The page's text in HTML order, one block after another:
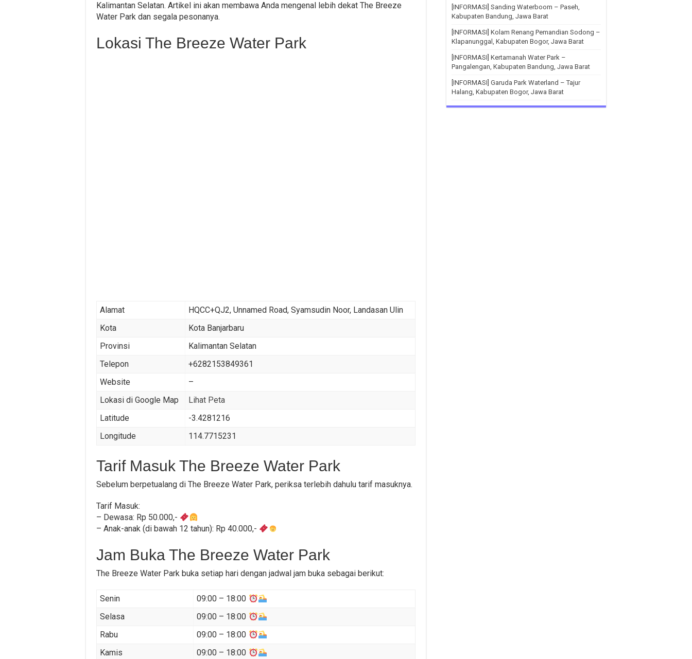
Kalimantan Selatan. Artikel ini akan membawa Anda mengenal lebih dekat The Breeze
Water Park dan segala pesonanya.
Lokasi The Breeze Water Park
Alamat
HQCC+QJ2, Unnamed Road, Syamsudin Noor, Landasan Ulin
Kota
Kota Banjarbaru
Provinsi
Kalimantan Selatan
Telepon
+6282153849361
Website
–
Lokasi di Google Map
Lihat Peta
Latitude
-3.4281216
Longitude
114.7715231
Tarif Masuk The Breeze Water Park
Sebelum berpetualang di The Breeze Water Park, periksa terlebih dahulu tarif masuknya.
Tarif Masuk:
– Dewasa: Rp 50.000,-
– Anak-anak (di bawah 12 tahun): Rp 40.000,-
Jam Buka The Breeze Water Park
The Breeze Water Park buka setiap hari dengan jadwal jam buka sebagai berikut:
Senin
09:00 – 18:00
Selasa
09:00 – 18:00
Rabu
09:00 – 18:00
Kamis
09:00 – 18:00
[INFORMASI] Sanding Waterboom – Paseh,
Kabupaten Bandung, Jawa Barat
[INFORMASI] Kolam Renang Pemandian Sodong –
Klapanunggal, Kabupaten Bogor, Jawa Barat
[INFORMASI] Kertamanah Water Park –
Pangalengan, Kabupaten Bandung, Jawa Barat
[INFORMASI] Garuda Park Waterland – Tajur
Halang, Kabupaten Bogor, Jawa Barat